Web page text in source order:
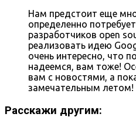
Нам предстоит еще
определенно
разработчиков open
реализовать идею
очень интересно, что
надеемся, вам тоже!
вам с новостями, а
замечательным летом!
Расскажи другим: